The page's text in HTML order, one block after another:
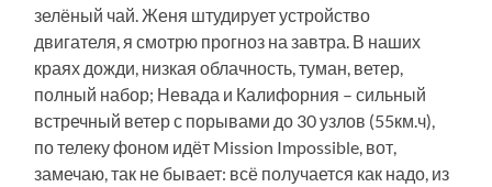
зелёный чай. Женя штудирует устройство
двигателя, я смотрю прогноз на завтра. В наших
краях дожди, низкая облачность, туман, ветер,
полный набор; Невада и Калифорния – сильный
встречный ветер с порывами до 30 узлов (55км.ч),
по телеку фоном идёт Mission Impossible, вот,
замечаю, так не бывает: всё получается как надо, из